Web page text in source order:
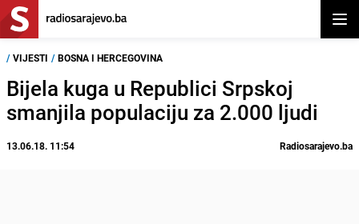
/ VIJESTI / BOSNA I HERCEGOVINA
Bijela kuga u Republici Srpskoj
smanjila populaciju za 2.000 ljudi
13.06.18. 11:54 Radiosarajevo.ba